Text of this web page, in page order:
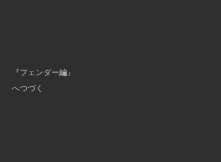
『フェンダー編』
へつづく